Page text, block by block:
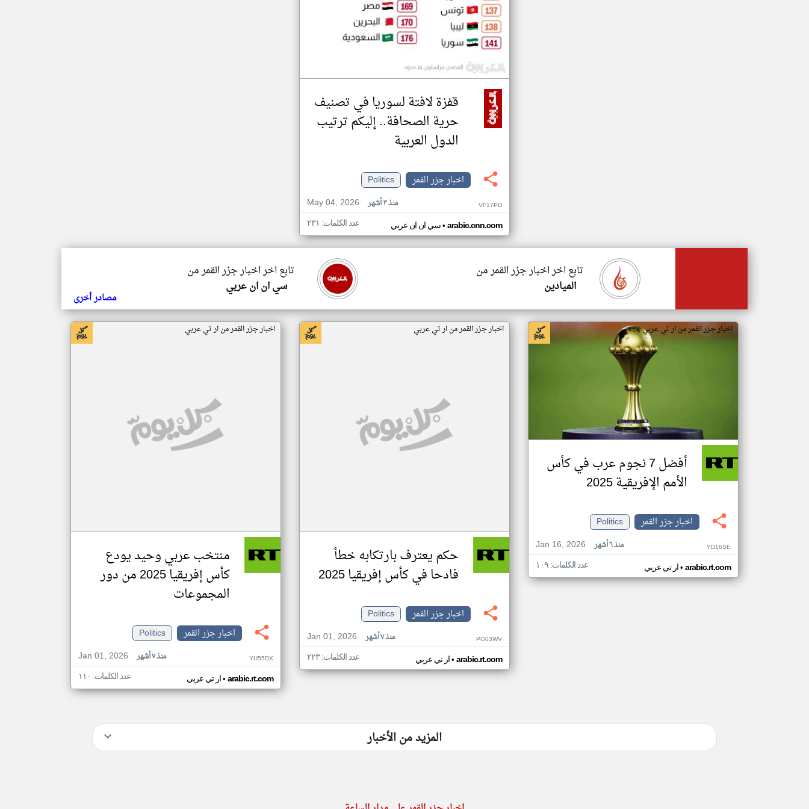
قفزة لافتة لسوريا في تصنيف
حرية الصحافة.. إليكم ترتيب
الدول العربية
اخبار جزر القمر
Politics
May 04, 2026
منذ ٣ أشهر VF17PD
سي ان ان عربي• arabic.cnn.com عدد الكلمات: ٢٣١
تابع اخر اخبار جزر القمر من
سي ان ان عربي
تابع اخر اخبار جزر القمر من
الميادين
مصادر أخرى
اخبار جزر القمر من ار تي عربي
أفضل 7 نجوم عرب في كأس
الأمم الإفريقية 2025
اخبار جزر القمر
Politics
Jan 16, 2026
منذ ٦ أشهر YD16SE
ار تي عربي• arabic.rt.com عدد الكلمات: ١٠٩
اخبار جزر القمر من ار تي عربي
حكم يعترف بارتكابه خطأ
فادحا في كأس إفريقيا 2025
اخبار جزر القمر
Politics
Jan 01, 2026
منذ ٧ أشهر PG03WV
ار تي عربي• arabic.rt.com عدد الكلمات: ٢٢٣
اخبار جزر القمر من ار تي عربي
منتخب عربي وحيد يودع
كأس إفريقيا 2025 من دور
المجموعات
اخبار جزر القمر
Politics
Jan 01, 2026
منذ ٧ أشهر YU55DX
ار تي عربي• arabic.rt.com عدد الكلمات: ١١٠
المزيد من الأخبار